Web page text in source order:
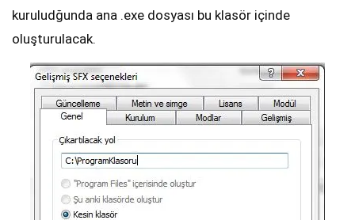
kuruludğunda ana .exe dosyası bu klasör içinde
oluşturulacak.